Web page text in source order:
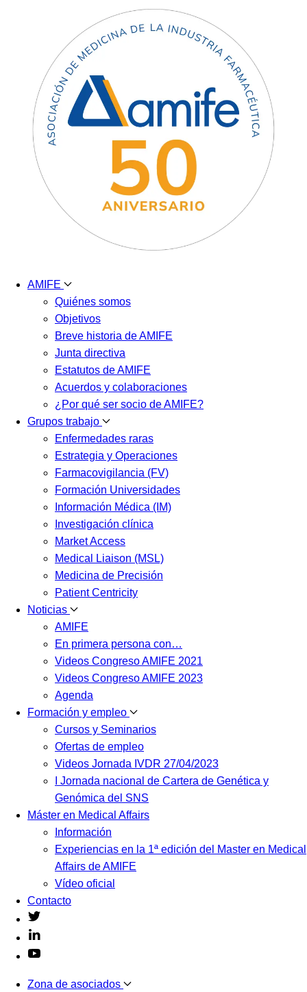
AMIFE
Quiénes somos
Objetivos
Breve historia de AMIFE
Junta directiva
Estatutos de AMIFE
Acuerdos y colaboraciones
¿Por qué ser socio de AMIFE?
Grupos trabajo
Enfermedades raras
Estrategia y Operaciones
Farmacovigilancia (FV)
Formación Universidades
Información Médica (IM)
Investigación clínica
Market Access
Medical Liaison (MSL)
Medicina de Precisión
Patient Centricity
Noticias
AMIFE
En primera persona con…
Videos Congreso AMIFE 2021
Videos Congreso AMIFE 2023
Agenda
Formación y empleo
Cursos y Seminarios
Ofertas de empleo
Videos Jornada IVDR 27/04/2023
I Jornada nacional de Cartera de Genética y
Genómica del SNS
Máster en Medical Affairs
Información
Experiencias en la 1ª edición del Master en Medical
Affairs de AMIFE
Vídeo oficial
Contacto
Zona de asociados